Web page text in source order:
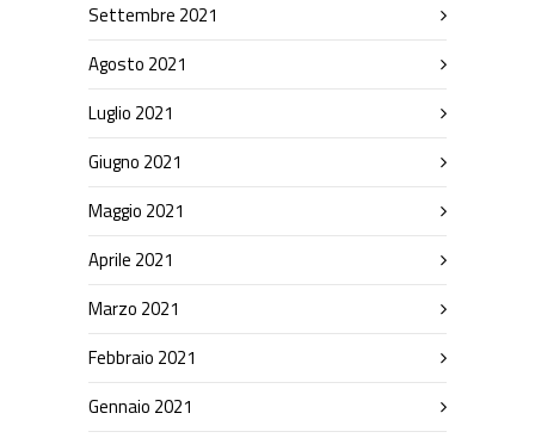
Settembre 2021
Agosto 2021
Luglio 2021
Giugno 2021
Maggio 2021
Aprile 2021
Marzo 2021
Febbraio 2021
Gennaio 2021